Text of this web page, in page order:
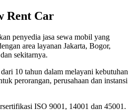
Rent Car
penyedia jasa sewa mobil yang
area layanan Jakarta, Bogor,
sekitarnya.
10 tahun dalam melayani kebutuhan
perorangan, perusahaan dan instansi
ISO 9001, 14001 dan 45001.